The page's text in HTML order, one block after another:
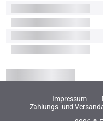
Impressum
Zahlungs- und